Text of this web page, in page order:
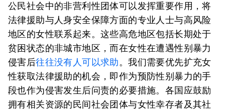
公民社会中的非营利性团体可以发挥重要作用，将
法律援助与人身安全保障方面的专业人士与高风险
地区的女性联系起来。这些高危地区包括长期处于
贫困状态的非城市地区，而在女性在遭遇性别暴力
侵害后往往没有人可以求助。我们需要优先扩充女
性获取法律援助的机会，即作为预防性别暴力的手
段也作为侵害发生后问责的必要措施。各国应鼓励
拥有相关资源的民间社会团体与女性幸存者及其社